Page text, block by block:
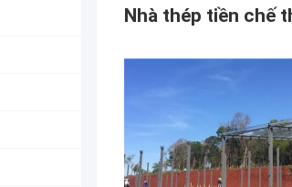
Nhà thép tiền chế